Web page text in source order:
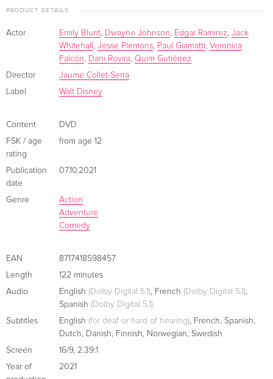
forêt tropicale. Alors que les secrets de l’arbre perdu se
révèlent peu à peu, les enjeux s’avèrent encore plus grands
pour Lily et Frank. Ce n’est pas seulement leur destin qui est
en jeu, mais celui de l’humanité tout entière…
PRODUCT DETAILS
Actor Emily Blunt, Dwayne Johnson, Edgar Ramirez, Jack
Whitehall , Jesse Plemons, Paul Giamatti, Veronica
Falcón, Dani Rovira, Quim Gutiérrez
Director
Jaume Collet-Serra
Label
Walt Disney
Content
DVD
FSK / age
rating
from age 12
Publication
date
07.10.2021
Genre
Action
Adventure
Comedy
EAN
8717418598457
Length
122 minutes
Audio
English (Dolby Digital 5.1), French (Dolby Digital 5.1),
Spanish (Dolby Digital 5.1)
Subtitles
English (for deaf or hard of hearing), French, Spanish,
Dutch, Danish, Finnish, Norwegian, Swedish
Screen
16/9, 2.39:1
Year of
2021